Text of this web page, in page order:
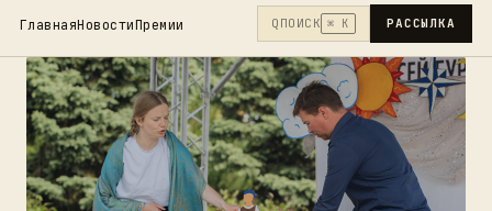
ГлавнаяНовостиПремии Q ПОИСК ⌘ K РАССЫЛКА